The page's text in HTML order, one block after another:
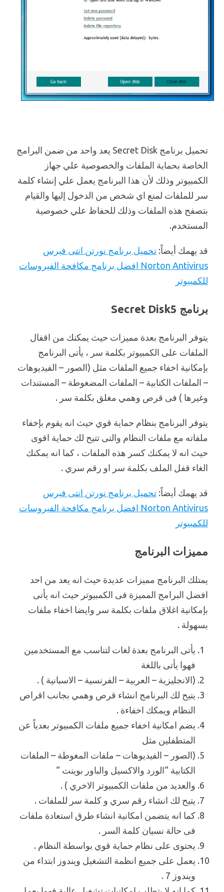
تحميل برنامج Secret Disk يعد واحد من ضمن البرامج
الخاصة بحماية الملفات والخصوصية علي جهاز
الكمبيوتر وذلك لأن هذا البرنامج يعمل علي إنشاء كلمة
سر للملفات لمنع اي شخص من الدخول إليها والقيام
بتصفح هذه الملفات وذلك للحفاظ علي خصوصية
المستخدم.
قد يهمك أيضاً: تحميل برنامج نورتن انتى فيرس
Norton Antivirus افضل برنامج مكافحة الفيروسات
للكمبيوتر
برنامج Secret Disk5
يتوفر البرنامج بعدة مميزات حيث يمكنك من اقفال
الملفات على الكمبيوتر بكلمة سر ، يأتى البرنامج
بإمكانية اخفاء جميع الملفات مثل (الصور – الفيديوهات
– الملفات الكتابية – الملفات المضغوطة – المستندات
وغيرها ) فى قرص وهمي مغلق بكلمة سر .
يتوفر البرنامج بنظام حماية قوي حيث انه يقوم بإخفاء
ملفاته مع ملفات النظام والتى تتيح لك حماية اقوى
حيث انه لا يمكنك كسر هذه الملفات ، كما انه يمكنك
الغاء قفل الملف بكلمة سر او رقم سري .
قد يهمك أيضاً: تحميل برنامج نورتن انتى فيرس
Norton Antivirus افضل برنامج مكافحة الفيروسات
للكمبيوتر
مميزات البرنامج
يمتلك البرنامج مميزات عديدة حيث انه يعد من احد
افضل البرامج المميزة فى الكمبيوتر حيث انه يأتى
بإمكانية اغلاق ملفات بكلمة سر وايضا اخفاء ملفات
بسهولة .
يأتى البرنامج بعدة لغات لتناسب مع المستخدمين
فهوا يأتى باللغة
(الانجليزية – العربية – الفرنسية – الاسبانية ) .
يتيح لك البرنامج انشاء قرص وهمي بجانب اقراص
النظام ويمكك اخفاءة .
يضم امكانية اخفاء جميع ملفات الكمبيوتر بعدياً عن
المتطفلين مثل
(الصور – الفيديوهات – ملفات المغوطة – الملفات
الكتابية “الورد والاكسيل والباور بوينت “
والعديد من ملفات الكمبيوتر الاخري ) .
يتيح لك انشاء رقم سري و كلمة سر للملفات .
كما انه يتضمن امكانية انشاء طرق استعادة ملفات
فى حالة نسيان كلمة السر .
يحتوى على نظام حماية قوي بواسطة النظام .
يعمل على جميع انظمة التشغيل ويندوز ابتداء من
ويندوز 7 .